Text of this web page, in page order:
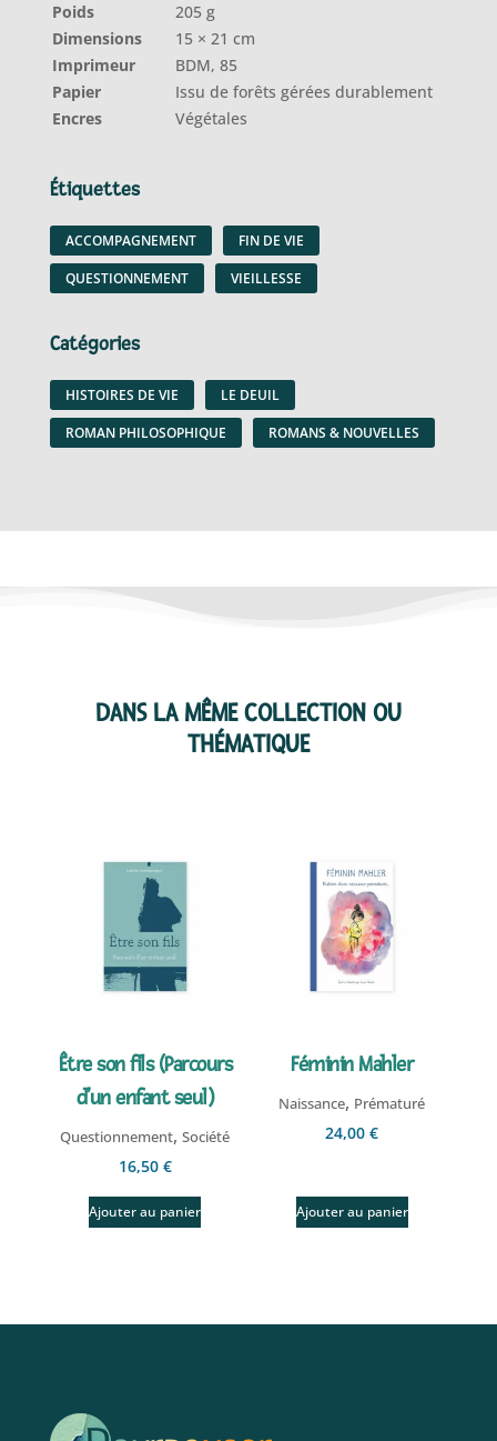
Poids
205 g
Dimensions
15 × 21 cm
Imprimeur
BDM, 85
Papier
Issu de forêts gérées durablement
Encres
Végétales
Étiquettes
ACCOMPAGNEMENT
FIN DE VIE
QUESTIONNEMENT
VIEILLESSE
Catégories
HISTOIRES DE VIE
LE DEUIL
ROMAN PHILOSOPHIQUE
ROMANS & NOUVELLES
DANS LA MÊME COLLECTION OU
THÉMATIQUE
Être son fils (Parcours
d’un enfant seul)
Questionnement,Société
16,50 €
Ajouter au panier
Féminin Mahler
Naissance, Prématuré
24,00€
Ajouter au panier